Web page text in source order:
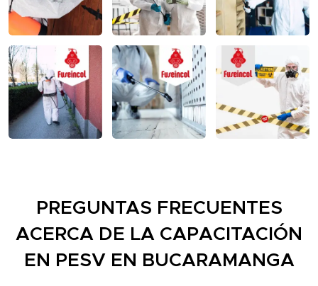
PREGUNTAS FRECUENTES
ACERCA DE LA CAPACITACIÓN
EN PESVEN BUCARAMANGA